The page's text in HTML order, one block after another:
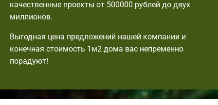
качественные проекты от 500000 рублей до двух
миллионов.
Выгодная цена предложений нашей компании и
конечная стоимость 1м2 дома вас непременно
порадуют!